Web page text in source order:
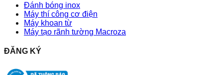
Đánh bóng inox
Máy thí công cơ điện
Máy khoan từ
Máy tạo rãnh tường Macroza
ĐĂNG KÝ